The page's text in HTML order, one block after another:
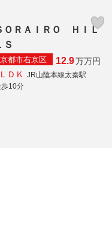
ＯＲＡＩＲＯ ＨＩＬ
Ｓ
京都市右京区 12.9万万円
ＤＫ
JR山陰本線太秦駅
10分